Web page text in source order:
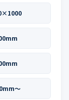
〜